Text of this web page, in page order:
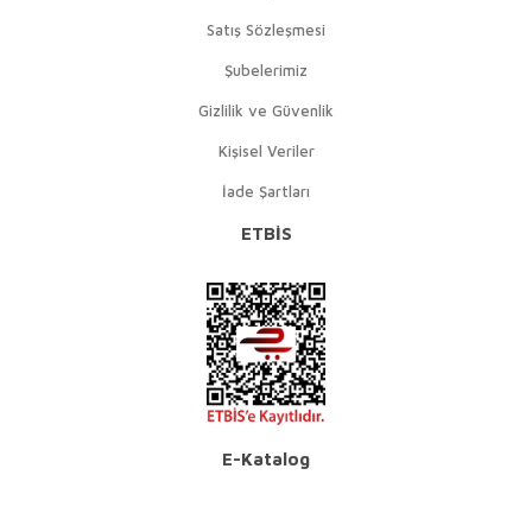
Satış Sözleşmesi
Şubelerimiz
Gizlilik ve Güvenlik
Kişisel Veriler
İade Şartları
ETBİS
E-Katalog